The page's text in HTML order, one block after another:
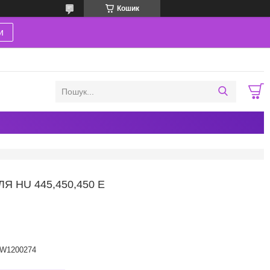
Кошик
HU 445,450,450 Е
W1200274